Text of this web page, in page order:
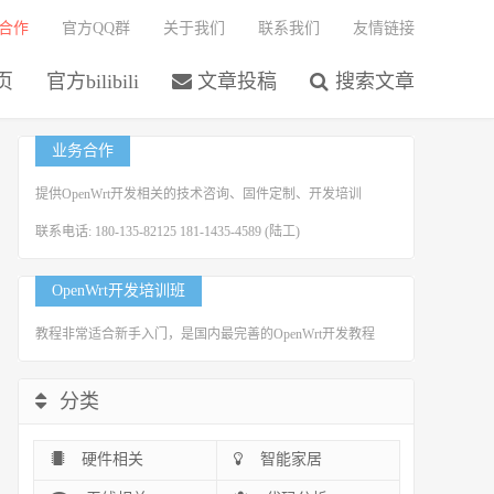
官方bilibili 文章投稿 搜索文章
作 官方QQ群 关于我们 联系我们 友情链接
业务合作
提供OpenWrt开发相关的技术咨询、固件定制、开发培训
联系电话: 180-135-82125 181-1435-4589 (陆工)
OpenWrt开发培训班
教程非常适合新手入门，是国内最完善的OpenWrt开发教程
分类
硬件相关 智能家居